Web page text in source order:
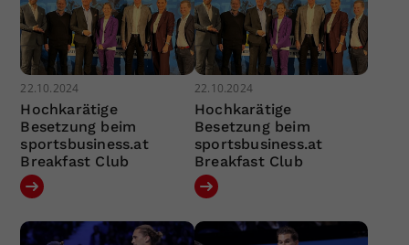
22.10.2024
Hochkarätige
Besetzung beim
sportsbusiness.at
Breakfast Club
22.10.2024
Hochkarätige
Besetzung beim
sportsbusiness.at
Breakfast Club